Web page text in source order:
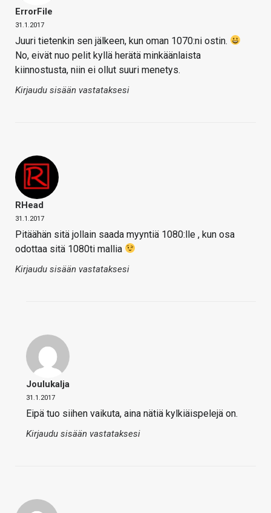
ErrorFile
31.1.2017
Juuri tietenkin sen jälkeen, kun oman 1070:ni ostin.
No, eivät nuo pelit kyllä herätä minkäänlaista
kiinnostusta, niin ei ollut suuri menetys.
Kirjaudu sisään vastataksesi
RHead
31.1.2017
Pitäähän sitä jollain saada myyntiä 1080:lle , kun osa
odottaa sitä 1080ti mallia
Kirjaudu sisään vastataksesi
Joulukalja
31.1.2017
Eipä tuo siihen vaikuta, aina nätiä kylkiäispelejä on.
Kirjaudu sisään vastataksesi